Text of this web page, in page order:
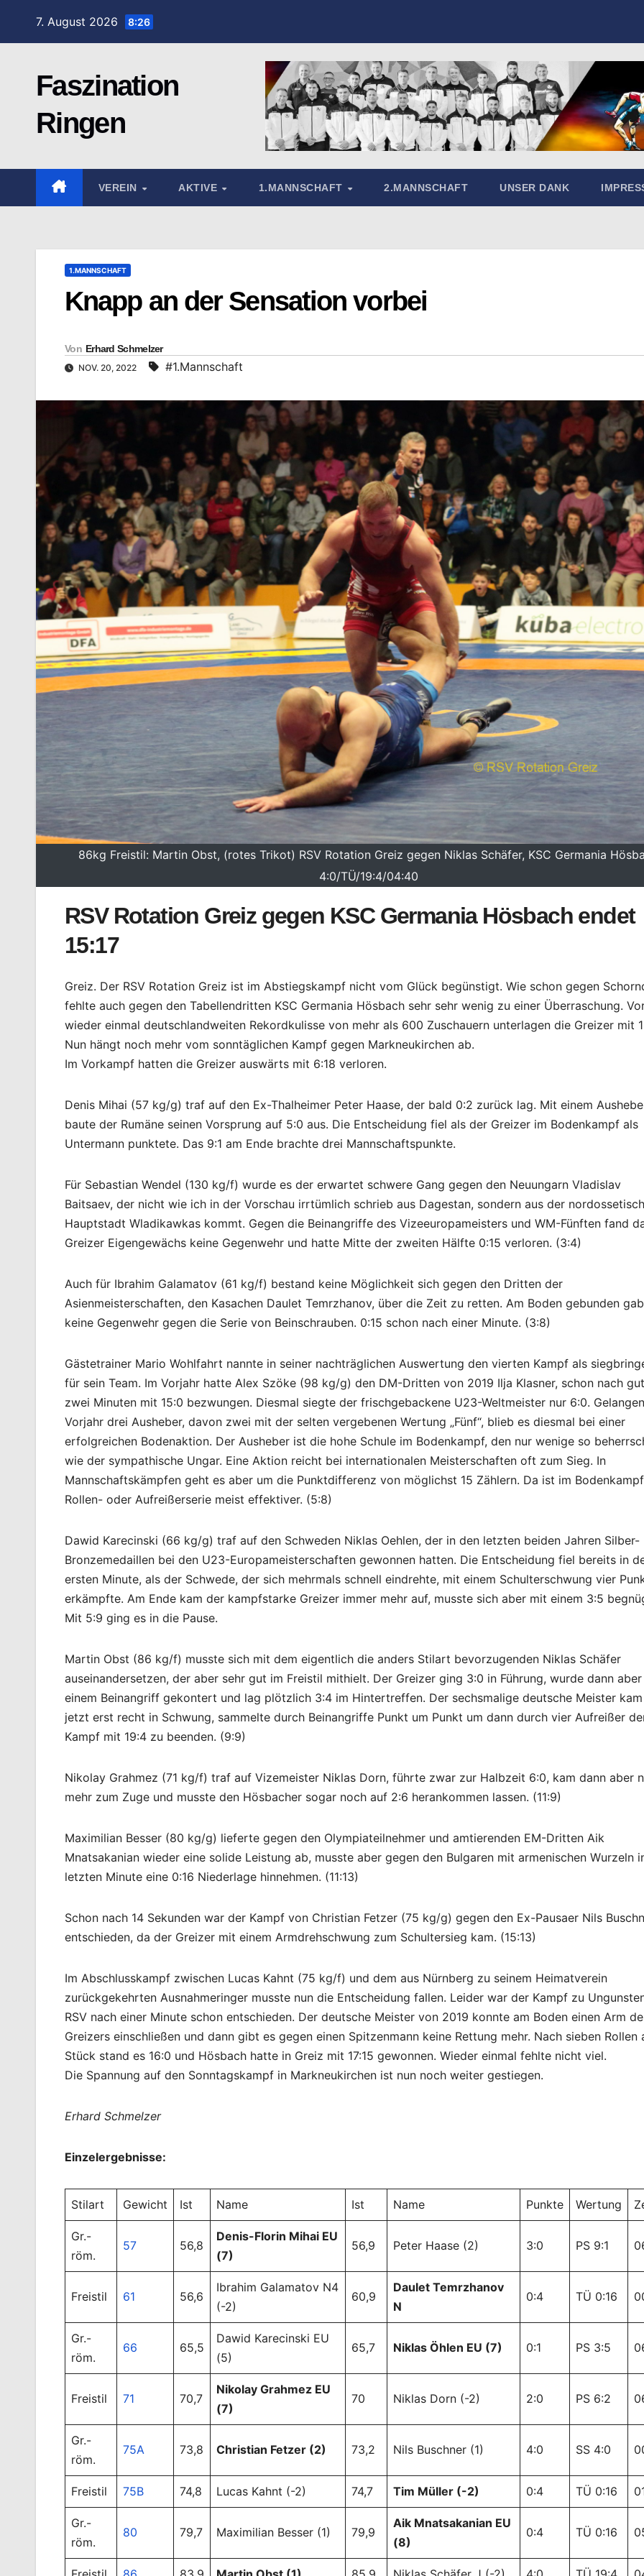
7. August 2026 8:26
Faszination
Ringen
VEREIN AKTIVE 1.MANNSCHAFT 2.MANNSCHAFT UNSER DANK
1.MANNSCHAFT
Knapp an der Sensation vorbei
Von Erhard Schmelzer
NOV. 20, 2022 #1.Mannschaft
86kg Freistil: Martin Obst, (rotes Trikot) RSV Rotation Greiz gegen Niklas Schäfer, KSC Germania
4:0/TÜ/19:4/04:40
RSV Rotation Greiz gegen KSC Germania Hösbach endet
15:17
Greiz. Der RSV Rotation Greiz ist im Abstiegskampf nicht vom Glück begünstigt. Wie schon gegen
fehlte auch gegen den Tabellendritten KSC Germania Hösbach sehr sehr wenig zu einer Überraschung.
wieder einmal deutschlandweiten Rekordkulisse von mehr als 600 Zuschauern unterlagen die Greizer mit
Nun hängt noch mehr vom sonntäglichen Kampf gegen Markneukirchen ab.
Im Vorkampf hatten die Greizer auswärts mit 6:18 verloren.
Denis Mihai (57 kg/g) traf auf den Ex-Thalheimer Peter Haase, der bald 0:2 zurück lag. Mit einem
baute der Rumäne seinen Vorsprung auf 5:0 aus. Die Entscheidung fiel als der Greizer im Bodenkampf als
Untermann punktete. Das 9:1 am Ende brachte drei Mannschaftspunkte.
Für Sebastian Wendel (130 kg/f) wurde es der erwartet schwere Gang gegen den Neuungarn Vladislav
Baitsaev, der nicht wie ich in der Vorschau irrtümlich schrieb aus Dagestan, sondern aus der
Hauptstadt Wladikawkas kommt. Gegen die Beinangriffe des Vizeeuropameisters und WM-Fünften fand
Greizer Eigengewächs keine Gegenwehr und hatte Mitte der zweiten Hälfte 0:15 verloren. (3:4)
Auch für Ibrahim Galamatov (61 kg/f) bestand keine Möglichkeit sich gegen den Dritten der
Asienmeisterschaften, den Kasachen Daulet Temrzhanov, über die Zeit zu retten. Am Boden gebunden
keine Gegenwehr gegen die Serie von Beinschrauben. 0:15 schon nach einer Minute. (3:8)
Gästetrainer Mario Wohlfahrt nannte in seiner nachträglichen Auswertung den vierten Kampf als
für sein Team. Im Vorjahr hatte Alex Szöke (98 kg/g) den DM-Dritten von 2019 Ilja Klasner, schon nach gut
zwei Minuten mit 15:0 bezwungen. Diesmal siegte der frischgebackene U23-Weltmeister nur 6:0.
Vorjahr drei Ausheber, davon zwei mit der selten vergebenen Wertung „Fünf“, blieb es diesmal bei einer
erfolgreichen Bodenaktion. Der Ausheber ist die hohe Schule im Bodenkampf, den nur wenige so
wie der sympathische Ungar. Eine Aktion reicht bei internationalen Meisterschaften oft zum Sieg. In
Mannschaftskämpfen geht es aber um die Punktdifferenz von möglichst 15 Zählern. Da ist im
Rollen- oder Aufreißerserie meist effektiver. (5:8)
Dawid Karecinski (66 kg/g) traf auf den Schweden Niklas Oehlen, der in den letzten beiden Jahren Silber-
Bronzemedaillen bei den U23-Europameisterschaften gewonnen hatten. Die Entscheidung fiel bereits in
ersten Minute, als der Schwede, der sich mehrmals schnell eindrehte, mit einem Schulterschwung vier
erkämpfte. Am Ende kam der kampfstarke Greizer immer mehr auf, musste sich aber mit einem 3:5
Mit 5:9 ging es in die Pause.
Martin Obst (86 kg/f) musste sich mit dem eigentlich die anders Stilart bevorzugenden Niklas Schäfer
auseinandersetzen, der aber sehr gut im Freistil mithielt. Der Greizer ging 3:0 in Führung, wurde dann
einem Beinangriff gekontert und lag plötzlich 3:4 im Hintertreffen. Der sechsmalige deutsche Meister
jetzt erst recht in Schwung, sammelte durch Beinangriffe Punkt um Punkt um dann durch vier Aufreißer
Kampf mit 19:4 zu beenden. (9:9)
Nikolay Grahmez (71 kg/f) traf auf Vizemeister Niklas Dorn, führte zwar zur Halbzeit 6:0, kam dann aber
mehr zum Zuge und musste den Hösbacher sogar noch auf 2:6 herankommen lassen. (11:9)
Maximilian Besser (80 kg/g) lieferte gegen den Olympiateilnehmer und amtierenden EM-Dritten Aik
Mnatsakanian wieder eine solide Leistung ab, musste aber gegen den Bulgaren mit armenischen Wurzeln
letzten Minute eine 0:16 Niederlage hinnehmen. (11:13)
Schon nach 14 Sekunden war der Kampf von Christian Fetzer (75 kg/g) gegen den Ex-Pausaer Nils
entschieden, da der Greizer mit einem Armdrehschwung zum Schultersieg kam. (15:13)
Im Abschlusskampf zwischen Lucas Kahnt (75 kg/f) und dem aus Nürnberg zu seinem Heimatverein
zurückgekehrten Ausnahmeringer musste nun die Entscheidung fallen. Leider war der Kampf zu
RSV nach einer Minute schon entschieden. Der deutsche Meister von 2019 konnte am Boden einen Arm
Greizers einschließen und dann gibt es gegen einen Spitzenmann keine Rettung mehr. Nach sieben Rollen
Stück stand es 16:0 und Hösbach hatte in Greiz mit 17:15 gewonnen. Wieder einmal fehlte nicht viel.
Die Spannung auf den Sonntagskampf in Markneukirchen ist nun noch weiter gestiegen.
Erhard Schmelzer
Einzelergebnisse:
Stilart Gewicht Ist Name Ist Name Punkte Wertung
Gr.-
röm.
57 56,8
Denis-Florin Mihai EU
(7)
56,9 Peter Haase (2) 3:0 PS 9:1
Freistil 61 56,6
Ibrahim Galamatov N4
(-2)
60,9
Daulet Temrzhanov
N
0:4 TÜ 0:16
Gr.-
röm.
66 65,5
Dawid Karecinski EU
(5)
65,7 Niklas Öhlen EU (7) 0:1 PS 3:5
Freistil 71 70,7
Nikolay Grahmez EU
(7)
70 Niklas Dorn (-2) 2:0 PS 6:2
Gr.-
röm.
75A 73,8 Christian Fetzer (2) 73,2 Nils Buschner (1) 4:0 SS 4:0
Freistil 75B 74,8 Lucas Kahnt (-2) 74,7 Tim Müller (-2) 0:4 TÜ 0:16
Gr.-
röm.
80 79,7 Maximilian Besser (1) 79,9
Aik Mnatsakanian EU
(8)
0:4 TÜ 0:16